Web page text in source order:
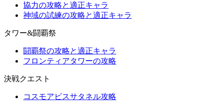
協力の攻略と適正キャラ
神域の試練の攻略と適正キャラ
タワー&闘覇祭
闘覇祭の攻略と適正キャラ
フロンティアタワーの攻略
決戦クエスト
コスモアビスサタネル攻略